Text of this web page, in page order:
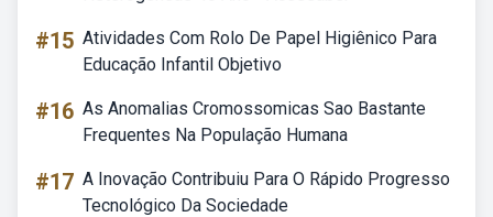
#15 Atividades Com Rolo De Papel Higiênico Para
Educação Infantil Objetivo
#16 As Anomalias Cromossomicas Sao Bastante
Frequentes Na População Humana
#17 A Inovação Contribuiu Para O Rápido Progresso
Tecnológico Da Sociedade